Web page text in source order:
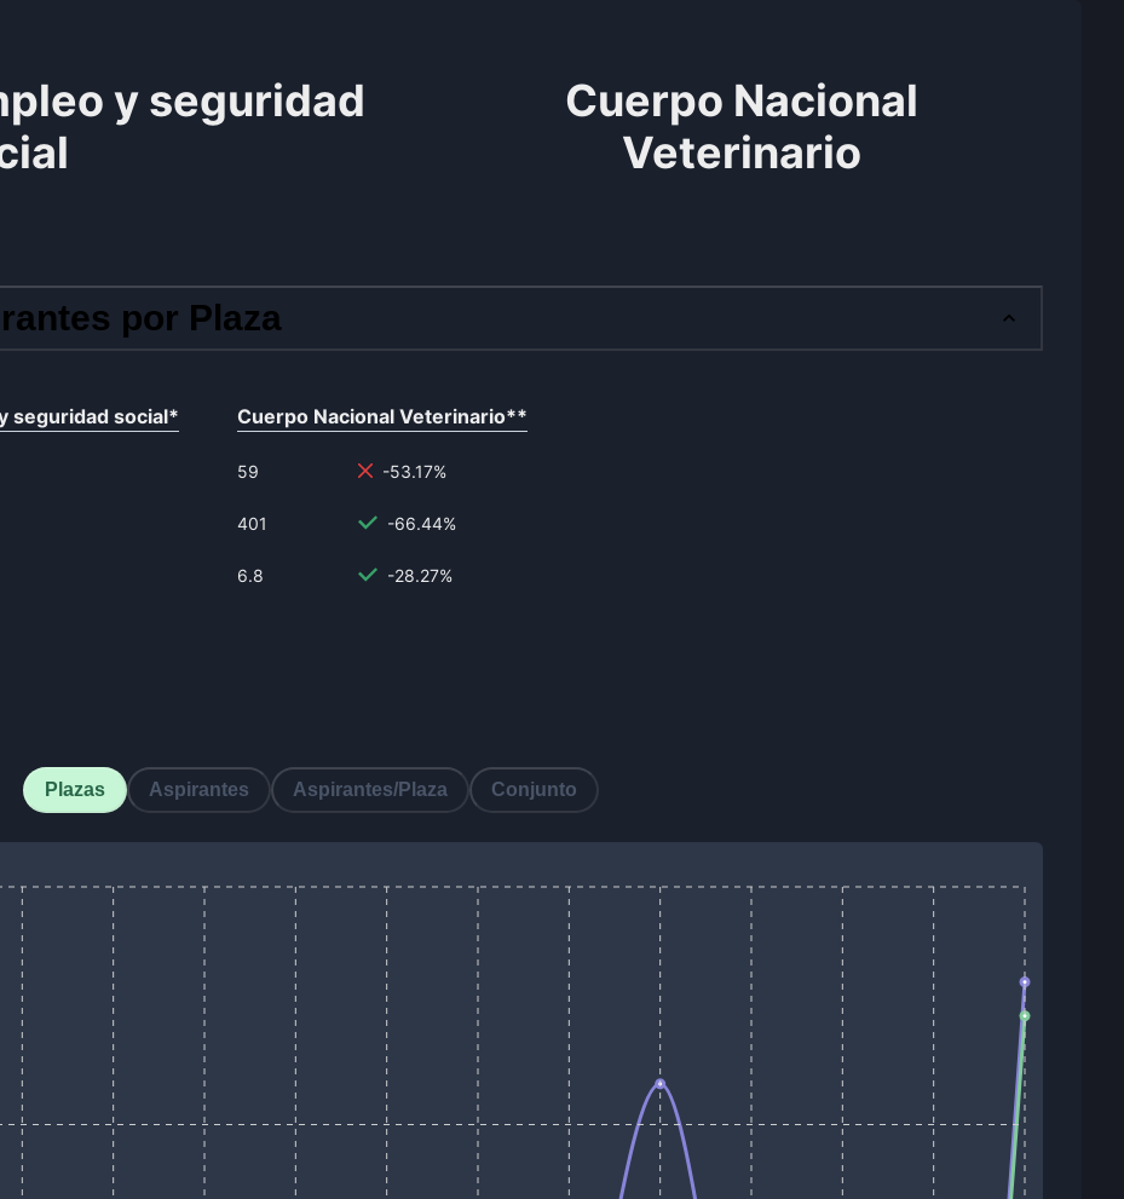
y seguridad
Cuerpo Nacional
Veterinario
por Plaza
seguridad social* Cuerpo Nacional Veterinario**
59 -53.17%
401 -66.44%
6.8 -28.27%
Plazas Aspirantes Aspirantes/Plaza Conjunto